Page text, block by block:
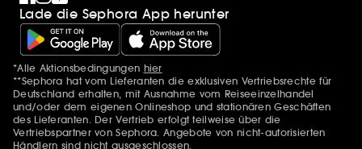
Lade die Sephora App herunter
Zusätzlich Erwähnungen
*Alle Aktionsbedingungen hier
**Sephora hat vom Lieferanten die exklusiven Vertriebsrechte für
Deutschland erhalten, mit Ausnahme vom Reiseeinzelhandel
und/oder dem eigenen Onlineshop und stationären Geschäften
des Lieferanten. Der Vertrieb erfolgt teilweise über die
Vertriebspartner von Sephora. Angebote von nicht-autorisierten
Händlern sind nicht ausgeschlossen.